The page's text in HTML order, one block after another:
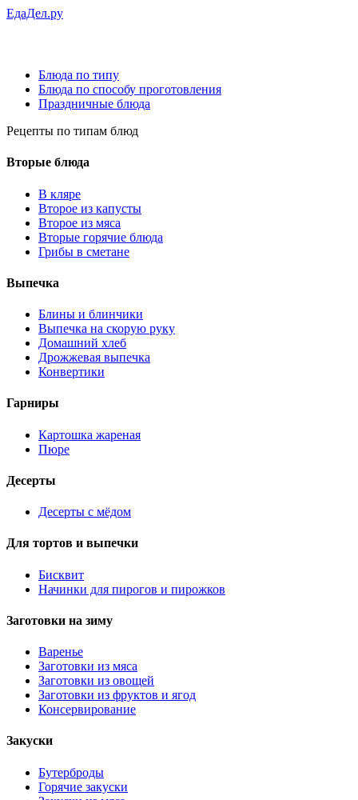
ЕдаДел.ру
Блюда по типу
Блюда по способу проготовления
Праздничные блюда
Рецепты по типам блюд
Вторые блюда
В кляре
Второе из капусты
Второе из мяса
Вторые горячие блюда
Грибы в сметане
Выпечка
Блины и блинчики
Выпечка на скорую руку
Домашний хлеб
Дрожжевая выпечка
Конвертики
Гарниры
Картошка жареная
Пюре
Десерты
Десерты с мёдом
Для тортов и выпечки
Бисквит
Начинки для пирогов и пирожков
Заготовки на зиму
Варенье
Заготовки из мяса
Заготовки из овощей
Заготовки из фруктов и ягод
Консервирование
Закуски
Бутерброды
Горячие закуски